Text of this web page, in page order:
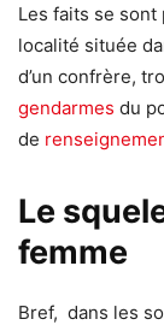
Les faits se sont
localité située
d’un confrère,
gendarmes du
de
Le
femme
Bref, dans les